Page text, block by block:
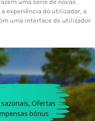
uma série de novas
experiência do utilizador, a
uma interface de utilizador